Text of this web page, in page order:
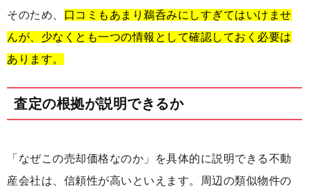
そのため、 口コミもあまり鵜呑みにしすぎてはいけませ
んが、少なくとも一つの情報として確認しておく必要は
あります。
査定の根拠が説明できるか
「なぜこの売却価格なのか」を具体的に説明できる不動
産会社は、信頼性が高いといえます。周辺の類似物件の